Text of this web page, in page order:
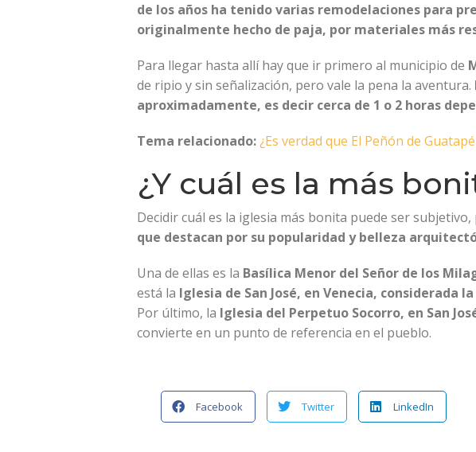
de los años ha tenido varias remodelaciones para
originalmente hecho de paja, por materiales más
Para llegar hasta allí hay que ir primero al municipio de
de ripio y sin señalización, pero vale la pena la aventura.
aproximadamente, es decir cerca de 1 o 2 horas
Tema relacionado: ¿Es verdad que El Peñón de
¿Y cuál es la más
Decidir cuál es la iglesia más bonita puede ser
que destacan por su popularidad y belleza
Una de ellas es la Basílica Menor del Señor de los
está la Iglesia de San José, en Venecia,
Por último, la Iglesia del Perpetuo Socorro, en San
convierte en un punto de referencia en el pueblo.
Facebook Twitter LinkedIn